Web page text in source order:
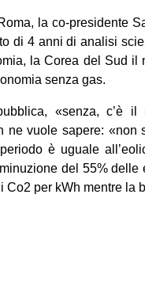
la co-presidente
di 4 anni di analisi
la Corea del Sud il
senza gas.
«senza, c’è
ne vuole sapere:
è uguale
del 55%
per kWh mentre la